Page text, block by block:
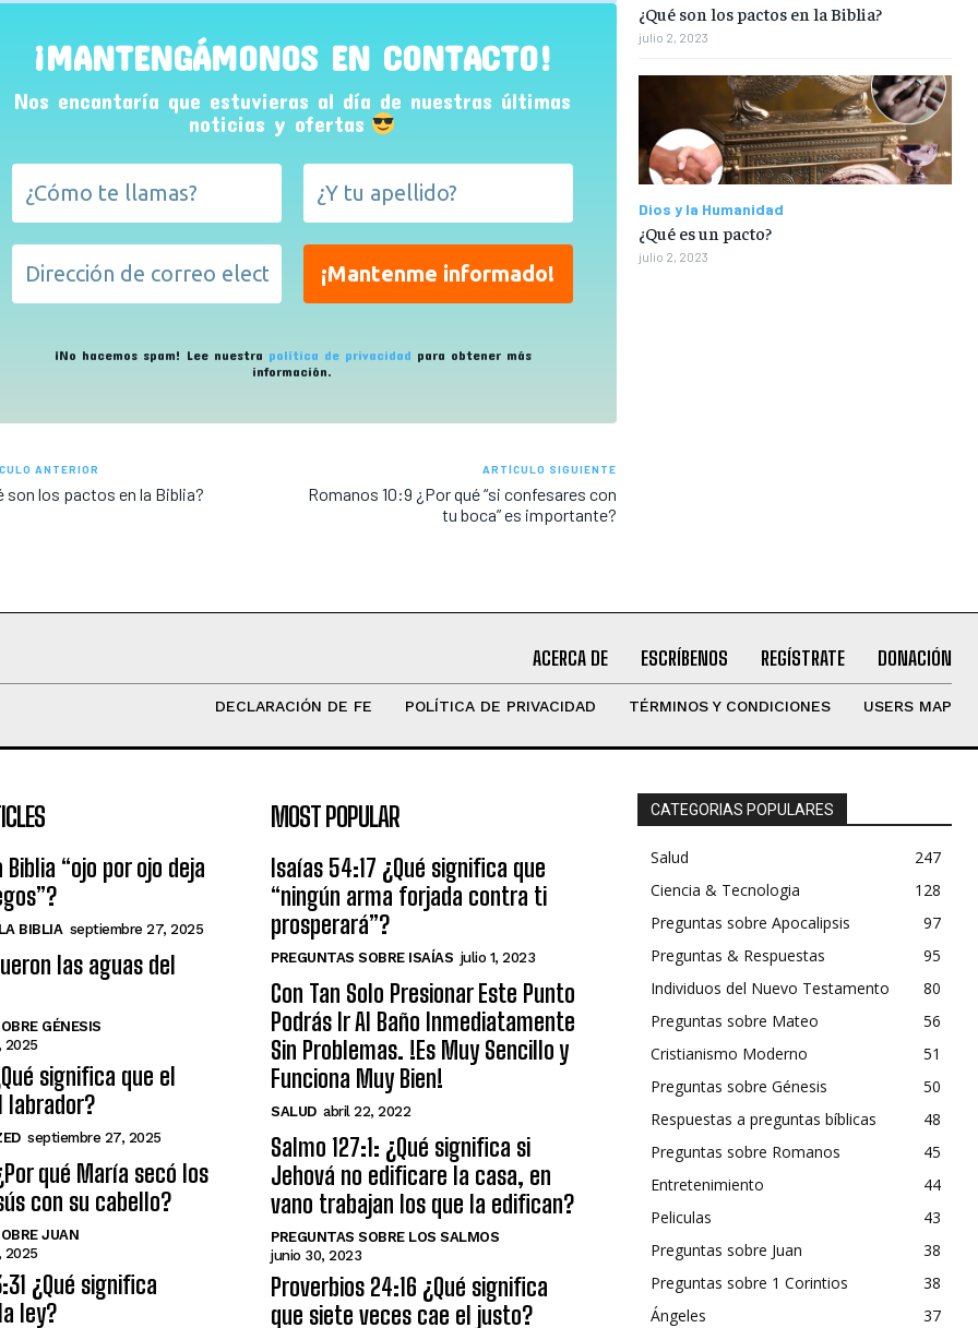
¡MANTENGÁMONOS EN CONTACTO!
Nos encantaría que estuvieras al día de nuestras últimas
noticias y ofertas
¡No hacemos spam! Lee nuestra política de privacidad para obtener más
información.
ANTERIOR
son los pactos en la Biblia?
ARTÍCULO SIGUIENTE
Romanos 10:9 ¿Por qué “si confesares con
tu boca” es importante?
¿Qué son los pactos en la Biblia?
julio 2, 2023
Dios y la Humanidad
¿Qué es un pacto?
julio 2, 2023
ACERCA DE ESCRÍBENOS REGÍSTRATE DONACIÓN
DECLARACIÓN DE FE POLÍTICA DE PRIVACIDAD TÉRMINOS Y CONDICIONES USERS MAP
“ojo por ojo deja
BIBLIA septiembre 27, 2025
las aguas del
GÉNESIS
2025
significa que el
labrador?
septiembre 27, 2025
qué María secó los
con su cabello?
JUAN
2025
¿Qué significa
ley?
MOST POPULAR
Isaías 54:17 ¿Qué significa que
“ningún arma forjada contra ti
prosperará”?
PREGUNTAS SOBRE ISAÍAS julio 1, 2023
Con Tan Solo Presionar Este Punto
Podrás Ir Al Baño Inmediatamente
Sin Problemas. !Es Muy Sencillo y
Funciona Muy Bien!
SALUD abril 22, 2022
Salmo 127:1: ¿Qué significa si
Jehová no edificare la casa, en
vano trabajan los que la edifican?
PREGUNTAS SOBRE LOS SALMOS
junio 30, 2023
Proverbios 24:16 ¿Qué significa
que siete veces cae el justo?
CATEGORIAS POPULARES
Salud
247
Ciencia & Tecnologia
128
Preguntas sobre Apocalipsis
97
Preguntas & Respuestas
95
Individuos del Nuevo Testamento
80
Preguntas sobre Mateo
56
Cristianismo Moderno
51
Preguntas sobre Génesis
50
Respuestas a preguntas bíblicas
48
Preguntas sobre Romanos
45
Entretenimiento
44
Peliculas
43
Preguntas sobre Juan
38
Preguntas sobre 1 Corintios
38
Ángeles
37